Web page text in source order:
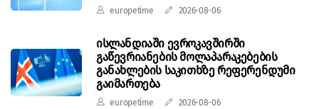
europetime 2026-08-06
ისლანდიაში ევროკავშირში
გაწევრიანების მოლაპარაკებების
განახლების საკითხზე რეფერენდუმი
გაიმართება
europetime 2026-08-06